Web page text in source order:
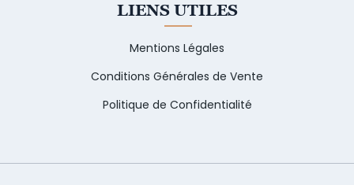
LIENS UTILES
Mentions Légales
Conditions Générales de Vente
Politique de Confidentialité